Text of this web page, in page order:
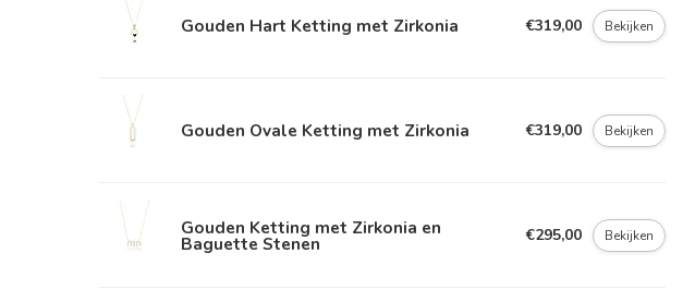
Gouden Hart Ketting met Zirkonia €319,00 Bekijken
Gouden Ovale Ketting met Zirkonia €319,00 Bekijken
Gouden Ketting met Zirkonia en
Baguette Stenen €295,00 Bekijken